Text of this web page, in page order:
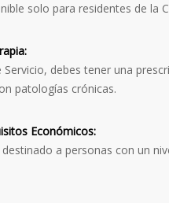
solo para residentes de la
Servicio, debes tener una
patologías crónicas.
Económicos:
destinado a personas con un